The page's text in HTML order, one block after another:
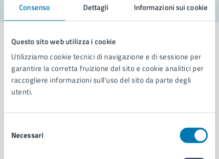
Consenso Dettagli Informazioni sui cookie
Questo sito web utilizza i cookie
Utilizziamo cookie tecnici di navigazione e di sessione per
garantire la corretta fruizione del sito e cookie analitici per
raccogliere informazioni sull'uso del sito da parte degli
utenti.
delNecessari
Comune di Napoli
Organi di governo